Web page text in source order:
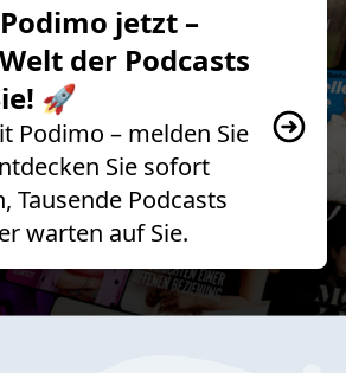
jetzt –
der Podcasts
🚀
Podimo – melden Sie
Sie sofort
Tausende Podcasts
warten auf Sie.